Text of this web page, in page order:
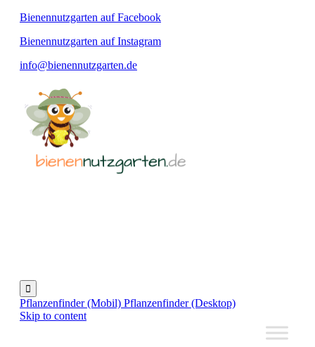
Bienennutzgarten auf Facebook
Bienennutzgarten auf Instagram
info@bienennutzgarten.de

Pflanzenfinder (Mobil) Pflanzenfinder (Desktop)
Skip to content